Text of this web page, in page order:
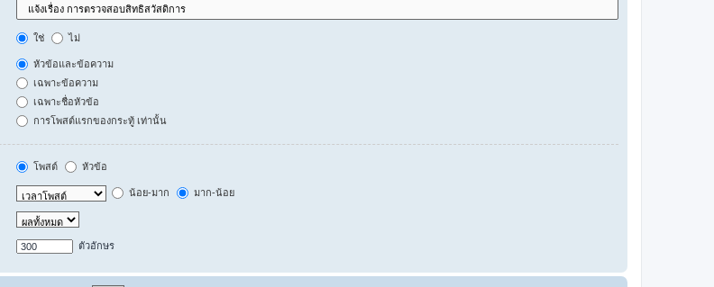
ใช่ ไม่
หัวข้อและข้อความ
เฉพาะข้อความ
เฉพาะชื่อหัวข้อ
การโพสต์แรกของกระทู้ เท่านั้น
โพสต์ หัวข้อ
น้อย-มาก มาก-น้อย
ตัวอักษร